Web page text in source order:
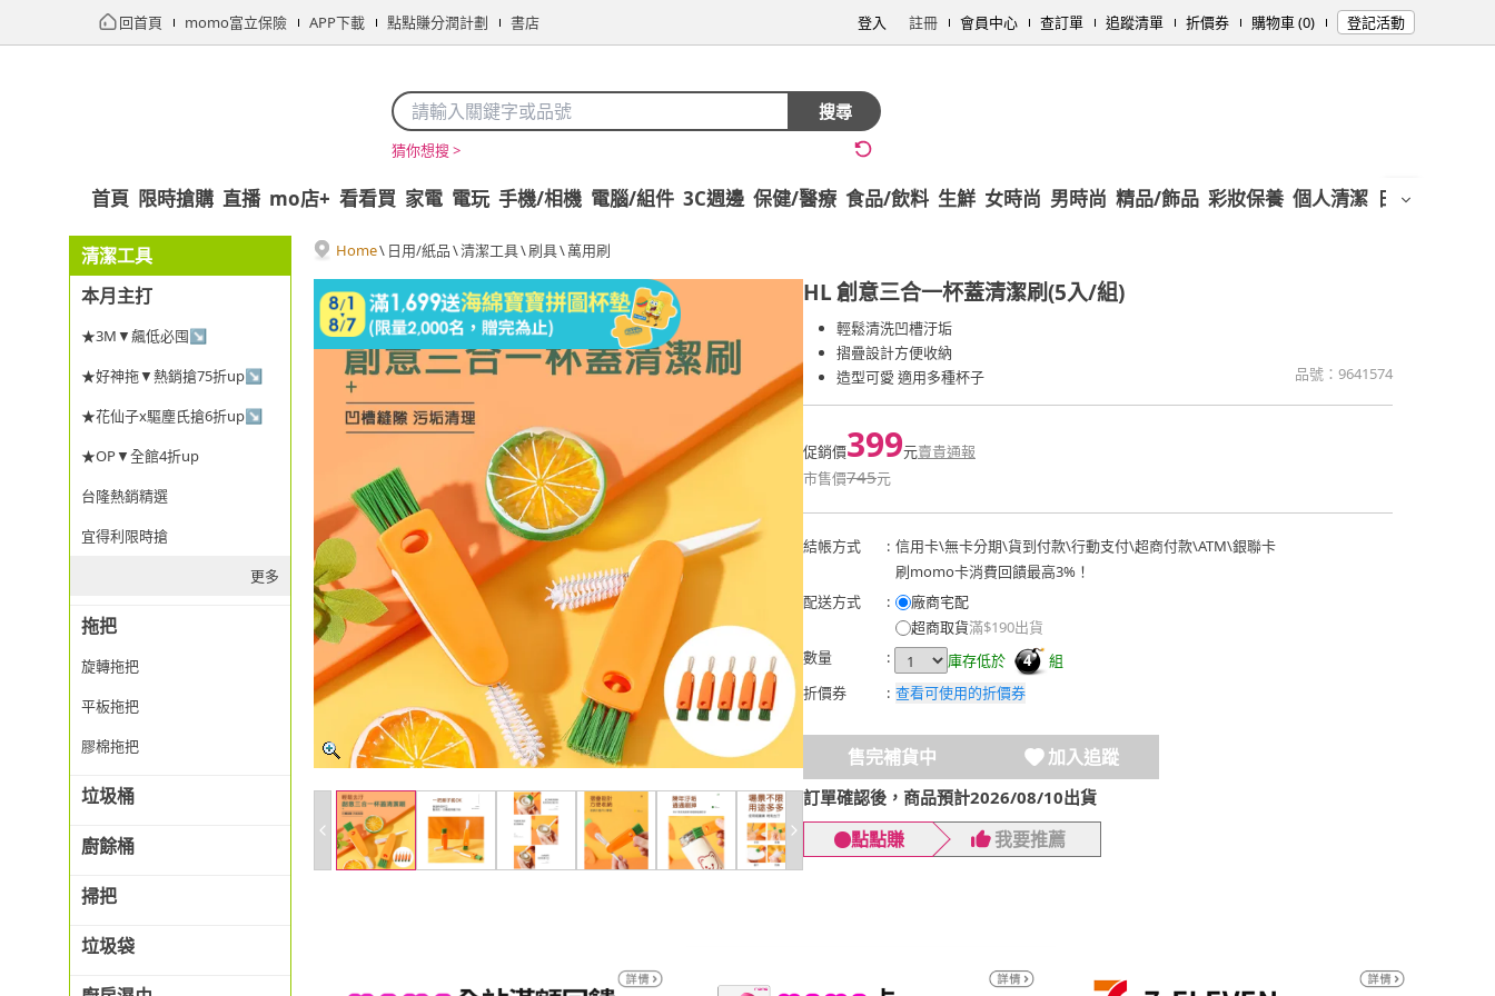
回首頁 momo富立保險 APP下載 點點賺分潤計劃 書店 登入 註冊 會員中心 查訂單 追蹤清單 折價券 購物車 (0) 登記活動
搜尋
猜你想搜 >
首頁 限時搶購 直播 mo店+ 看看買 家電 電玩 手機/相機 電腦/組件 3C週邊 保健/醫療 食品/飲料 生鮮 女時尚 男時尚 精品/飾品 彩妝保養 個人清潔 日用/紙品
清潔工具
本月主打
★3M▼飆低必囤↘
★好神拖▼熱銷搶75折up↘
★花仙子x驅塵氏搶6折up↘
★OP▼全館4折up
台隆熱銷精選
宜得利限時搶
更多
拖把
旋轉拖把
平板拖把
膠棉拖把
垃圾桶
廚餘桶
掃把
垃圾袋
Home\ 日用/紙品\清潔工具\刷具\萬用刷
HL創意三合一杯蓋清潔刷(5入/組)
輕鬆清洗凹槽汙垢
摺疊設計方便收納
造型可愛 適用多種杯子
品號： 9641574
促銷價399元賣貴通報
市售價745元
結帳方式 : 信用卡\無卡分期\貨到付款\行動支付\超商付款\ATM\銀聯卡
刷momo卡消費回饋最高3%！
配送方式
:
廠商宅配
超商取貨滿$190出貨
數量
: 庫存低於 4
組
折價券
: 查看可使用的折價券
售完補貨中 加入追蹤
訂單確認後，商品預計2026/08/10出貨
點點賺 我要推薦